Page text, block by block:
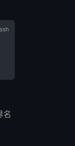
名